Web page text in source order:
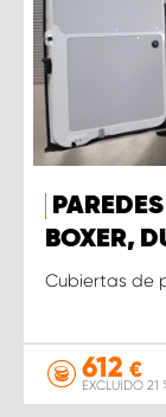
BOXER,
Cubiertas de
612 €
EXCLUIDO 21